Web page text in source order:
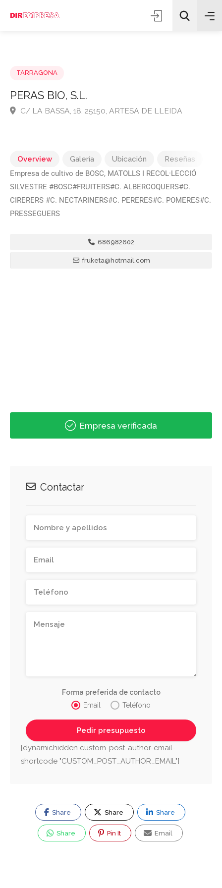
PERAS BIO, S.L.
Overview Galería Ubicación
Reseñas
Empresa de cultivo de BOSC, MATOLLS I RECOL·LECCIÓ
SILVESTRE #BOSC#FRUITERS#C. ALBERCOQUERS#C.
CIRERERS #C. NECTARINERS#C. PERERES#C. POMERES#C.
PRESSEGUERS
686982602
fruketa@hotmail.com
Empresa verificada
Contactar
Forma preferida de contacto
Email
Teléfono
[dynamichidden custom-post-author-email-
shortcode "CUSTOM_POST_AUTHOR_EMAIL"]
Share Share Share
Share Pin It Email